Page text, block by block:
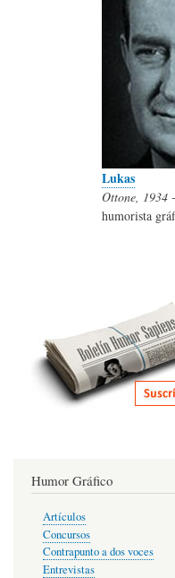
Lukas
Ottone, 1934
humorista
Humor Gráfico
Artículos
Concursos
Contrapunto a dos voces
Entrevistas